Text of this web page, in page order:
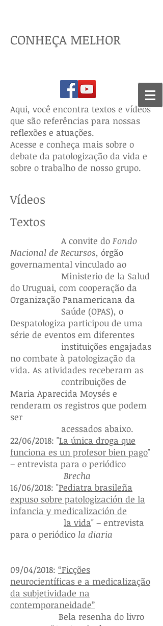
Aqui, você encontra textos e vídeos
que são referências para nossas
reflexões e atuações.
Acesse e conheça mais sobre o
debate da patologização da vida e
sobre o trabalho de nosso grupo.
Textos
A convite do Fondo
Nacional de Recursos, órgão
governamental vinculado ao
Ministerio de la Salud
do Uruguai, com cooperação da
Organização Panamericana da
Saúde (OPAS), o
Despatologiza participou de uma
série de eventos em diferentes
instituições engajadas
no combate à patologização da
vida. As atividades receberam as
contribuições de
Maria Aparecida Moysés e
renderam os registros que podem
ser
acessados abaixo.
22/06/2018: "La única droga que
funciona es un profesor bien pago"
– entrevista para o periódico
Brecha
16/06/2018: "Pediatra brasileña
expuso sobre patologización de la
infancia y medicalización de
la vida" – entrevista
para o periódico la diaria
09/04/2018: “Ficções
neurocientíficas e a medicalização
da subjetividade na
contemporaneidade”
Bela resenha do livro
CONHEÇA MELHOR
Vídeos